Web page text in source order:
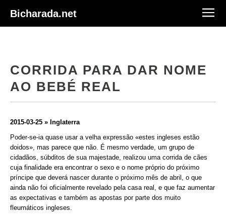
Bicharada.net
CORRIDA PARA DAR NOME
AO BEBÉ REAL
2015-03-25 » Inglaterra
Poder-se-ia quase usar a velha expressão «estes ingleses estão
doidos», mas parece que não. É mesmo verdade, um grupo de
cidadãos, súbditos de sua majestade, realizou uma corrida de cães
cuja finalidade era encontrar o sexo e o nome próprio do próximo
príncipe que deverá nascer durante o próximo mês de abril, o que
ainda não foi oficialmente revelado pela casa real, e que faz aumentar
as expectativas e também as apostas por parte dos muito
fleumáticos ingleses.